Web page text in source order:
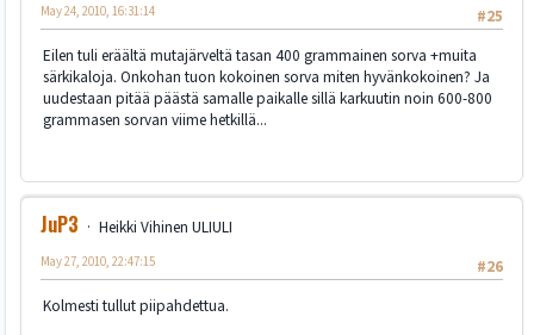
#25
May 24, 2010, 16:31:14
Eilen tuli eräältä mutajärveltä tasan 400 grammainen sorva +muita
särkikaloja. Onkohan tuon kokoinen sorva miten hyvänkokoinen? Ja
uudestaan pitää päästä samalle paikalle sillä karkuutin noin 600-800
grammasen sorvan viime hetkillä...
JuP3
Heikki Vihinen ULIULI
#26
May 27, 2010, 22:47:15
Kolmesti tullut piipahdettua.